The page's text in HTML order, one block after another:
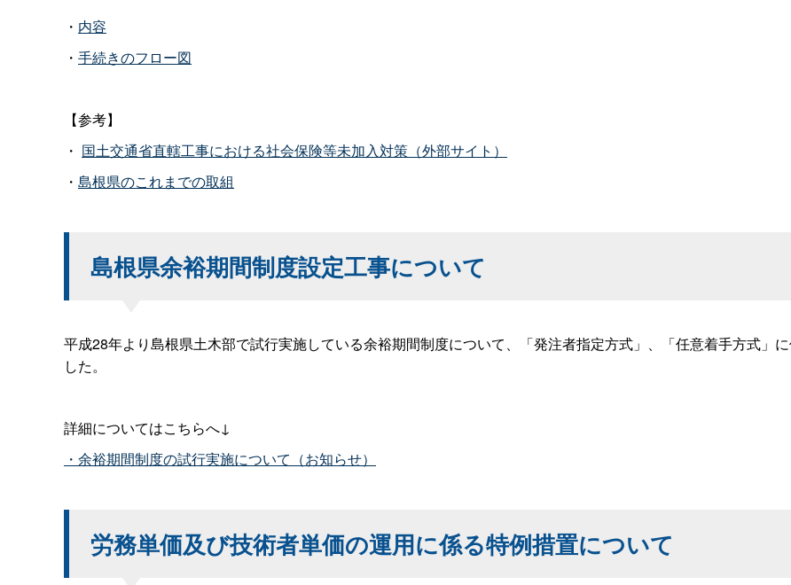
・ 内容
・ 手続きのフロー図
【参考】
・ 国土交通省直轄工事における社会保険等未加入対策 （外部サイト）
・ 島根県のこれまでの取組
島根県余裕期間制度設定工事について
平成28年より島根県土木部で試行実施している余裕期間制度について、「発注者指定方式」、「任意着手方式」
した。
詳細についてはこちらへ↓
・余裕期間制度の試行実施について（お知らせ）
労務単価及び技術者単価の運用に係る特例措置について